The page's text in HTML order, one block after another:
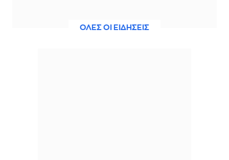
ΟΛΕΣ ΟΙ ΕΙΔΗΣΕΙΣ